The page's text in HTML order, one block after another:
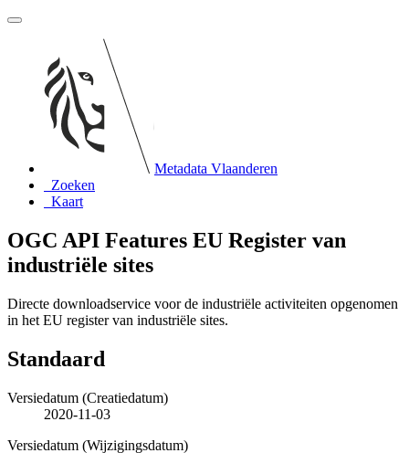
Metadata Vlaanderen
Zoeken
Kaart
OGC API Features EU Register van
industriële sites
Directe downloadservice voor de industriële activiteiten opgenomen
in het EU register van industriële sites.
Standaard
Versiedatum (Creatiedatum)
2020-11-03
Versiedatum (Wijzigingsdatum)